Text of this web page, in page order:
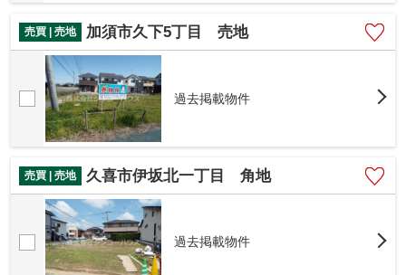
売買 | 売地 加須市久下5丁目 売地
過去掲載物件
売買 | 売地 久喜市伊坂北一丁目 角地
過去掲載物件